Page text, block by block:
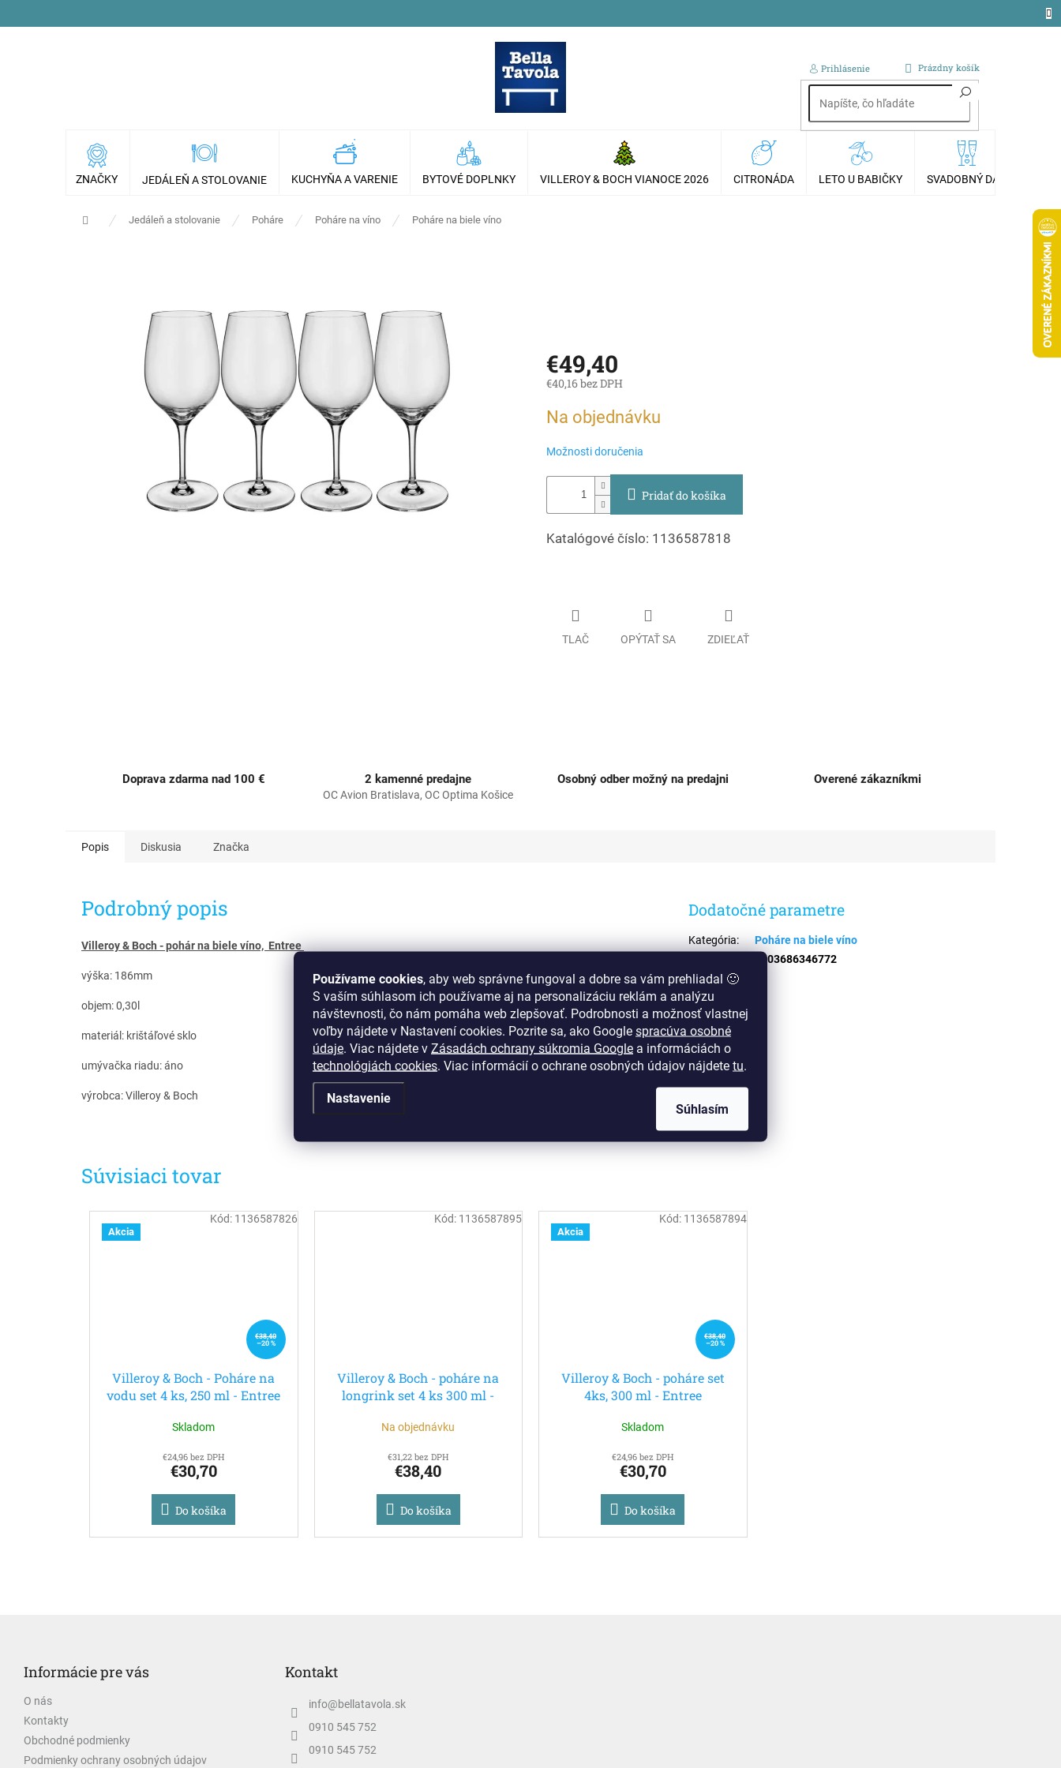
Používame cookies, aby web správne fungoval a dobre sa vám prehliadal 🙂
S vaším súhlasom ich používame aj na personalizáciu reklám a analýzu
návštevnosti, čo nám pomáha web zlepšovať. Podrobnosti a možnosť vlastnej
voľby nájdete v Nastavení cookies. Pozrite sa, ako Google spracúva osobné
údaje. Viac nájdete v Zásadách ochrany súkromia Google a informáciách o
technológiách cookies. Viac informácií o ochrane osobných údajov nájdete tu.
Nastavenie
Súhlasím
Prihlásenie
NÁKUPNÝ
KOŠÍK
Prázdny košík
ZNAČKY JEDÁLEŇ A STOLOVANIE KUCHYŇA A VARENIE BYTOVÉ DOPLNKY VILLEROY & BOCH VIANOCE 2026 CITRONÁDA LETO U BABIČKY SVADOBNÝ DAR
Domov Jedáleň a stolovanie Poháre Poháre na víno Poháre na biele víno
€49,40
€40,16 bez DPH
cena:
Na objednávku
Možnosti doručenia
Pridať do košíka
Katalógové číslo: 1136587818
TLAČ OPÝTAŤ SA ZDIEĽAŤ
Doprava zdarma nad 100 € 2 kamenné predajne
OC Avion Bratislava, OC Optima Košice
Osobný odber možný na predajni Overené zákazníkmi
Súvisiaci tovar
Akcia
€38,40
–20 %
Villeroy & Boch - Poháre na
vodu set 4 ks, 250 ml - Entree
Skladom
€24,96 bez DPH
€30,70
Do košíka
Kód: 1136587826
Villeroy & Boch - poháre na
longrink set 4 ks 300 ml -
Na objednávku
€31,22 bez DPH
€38,40
Do košíka
Kód: 1136587895
Akcia
€38,40
–20 %
Villeroy & Boch - poháre set
4ks, 300 ml - Entree
Skladom
€24,96 bez DPH
€30,70
Do košíka
Kód: 1136587894
Popis Diskusia Značka
Podrobný popis
Villeroy & Boch - pohár na biele víno, Entree ​
výška: 186mm
objem: 0,30l
materiál: krištáľové sklo
umývačka riadu: áno
výrobca: Villeroy & Boch
Dodatočné parametre
Kategória:
Poháre na biele víno
4003686346772
Informácie pre vás
O nás
Kontakty
Obchodné podmienky
Podmienky ochrany osobných údajov
Kontakt
info@bellatavola.sk
0910 545 752
0910 545 752